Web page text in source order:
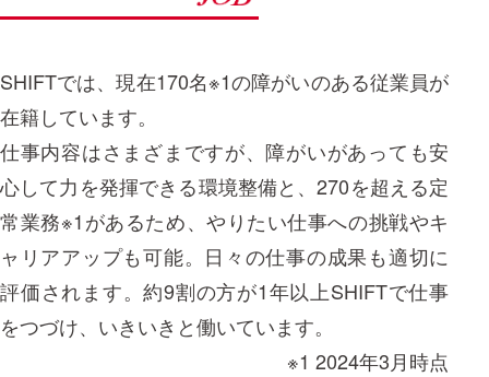
SHIFTでは、現在170名※1の障がいのある従業員が
在籍しています。
仕事内容はさまざまですが、障がいがあっても安
心して力を発揮できる環境整備と、270を超える定
常業務※1があるため、やりたい仕事への挑戦やキ
ャリアアップも可能。日々の仕事の成果も適切に
評価されます。約9割の方が1年以上SHIFTで仕事
をつづけ、いきいきと働いています。
※1 2024年3月時点